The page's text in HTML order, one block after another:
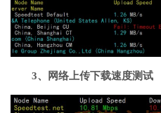
3、网络上传下载速度测试